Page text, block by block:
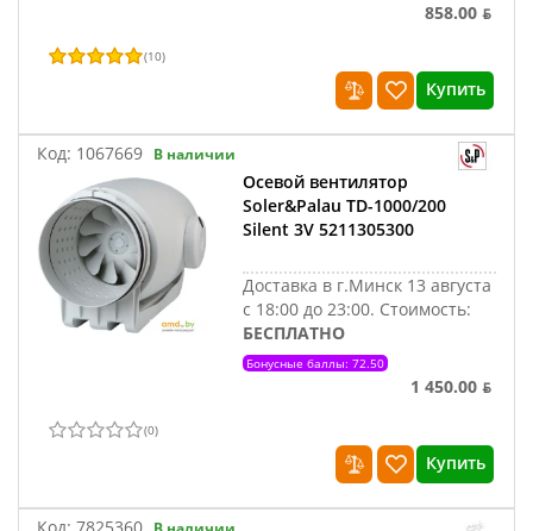
858.00 ƃ
(10)
Купить
Код: 1067669 В наличии
Осевой вентилятор
Soler&Palau TD-1000/200
Silent 3V 5211305300
Доставка в г.Минск 13 августа
с 18:00 до 23:00. Стоимость:
БЕСПЛАТНО
Бонусные баллы: 72.50
1 450.00 ƃ
(0)
Купить